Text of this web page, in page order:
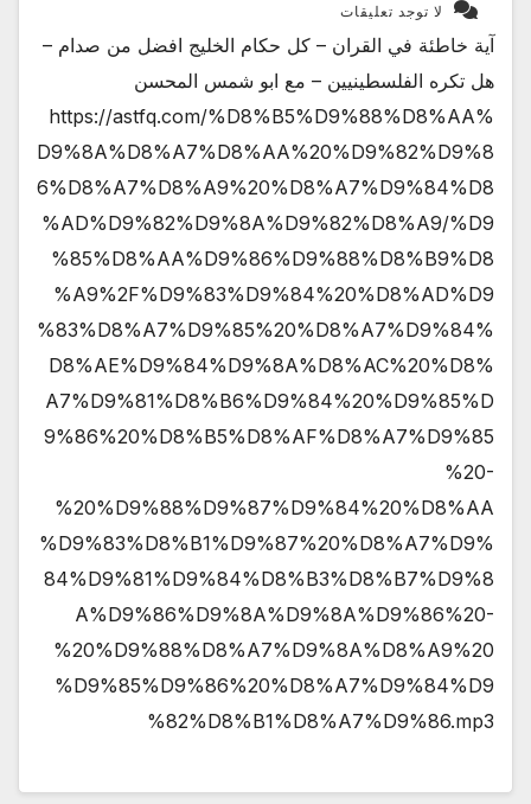
لا توجد تعليقات
آية خاطئة في القران – كل حكام الخليج افضل من صدام –
هل تكره الفلسطينيين – مع ابو شمس المحسن
https://astfq.com/%D8%B5%D9%88%D8%AA%
D9%8A%D8%A7%D8%AA%20%D9%82%D9%8
6%D8%A7%D8%A9%20%D8%A7%D9%84%D8
%AD%D9%82%D9%8A%D9%82%D8%A9/%D9
%85%D8%AA%D9%86%D9%88%D8%B9%D8
%A9%2F%D9%83%D9%84%20%D8%AD%D9
%83%D8%A7%D9%85%20%D8%A7%D9%84%
D8%AE%D9%84%D9%8A%D8%AC%20%D8%
A7%D9%81%D8%B6%D9%84%20%D9%85%D
9%86%20%D8%B5%D8%AF%D8%A7%D9%85
%20-
%20%D9%88%D9%87%D9%84%20%D8%AA
%D9%83%D8%B1%D9%87%20%D8%A7%D9%
84%D9%81%D9%84%D8%B3%D8%B7%D9%8
A%D9%86%D9%8A%D9%8A%D9%86%20-
%20%D9%88%D8%A7%D9%8A%D8%A9%20
%D9%85%D9%86%20%D8%A7%D9%84%D9
%82%D8%B1%D8%A7%D9%86.mp3